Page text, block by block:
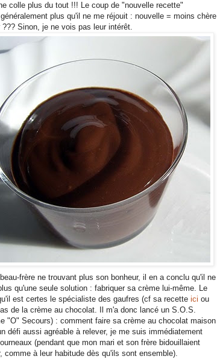
colle plus du tout !!! Le coup de "nouvelle recette"
plus qu'il ne me réjouit : nouvelle = moins chère
??? Sinon, je ne vois pas leur intérêt.
frère ne trouvant plus son bonheur, il en a conclu qu'il ne
qu'une seule solution : fabriquer sa crème lui-même. Le
est certes le spécialiste des gaufres (cf sa recette ici ou
de la crème au chocolat. Il m'a donc lancé un S.O.S.
"O" Secours) : comment faire sa crème au chocolat maison
défi aussi agréable à relever, je me suis immédiatement
(pendant que mon mari et son frère bidouillaient
comme à leur habitude dès qu'ils sont ensemble).